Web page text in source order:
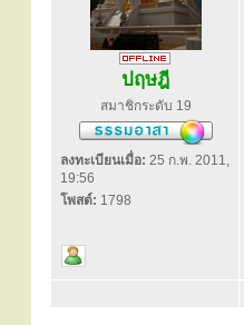
ปฤษฎี
สมาชิกระดับ 19
ลงทะเบียนเมื่อ: 25 ก.พ. 2011,
19:56
โพสต์: 1798